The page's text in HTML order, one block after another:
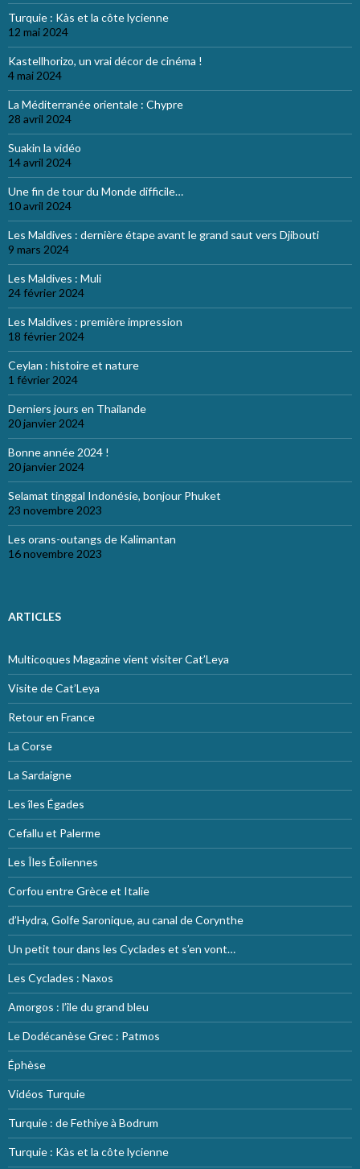
Turquie : Kàs et la côte lycienne
12 mai 2024
Kastellhorizo, un vrai décor de cinéma !
4 mai 2024
La Méditerranée orientale : Chypre
28 avril 2024
Suakin la vidéo
14 avril 2024
Une fin de tour du Monde difficile…
10 avril 2024
Les Maldives : dernière étape avant le grand saut vers Djibouti
9 mars 2024
Les Maldives : Muli
24 février 2024
Les Maldives : première impression
18 février 2024
Ceylan : histoire et nature
1 février 2024
Derniers jours en Thailande
20 janvier 2024
Bonne année 2024 !
20 janvier 2024
Selamat tinggal Indonésie, bonjour Phuket
23 novembre 2023
Les orans-outangs de Kalimantan
16 novembre 2023
ARTICLES
Multicoques Magazine vient visiter Cat’Leya
Visite de Cat’Leya
Retour en France
La Corse
La Sardaigne
Les îles Égades
Cefallu et Palerme
Les Îles Éoliennes
Corfou entre Grèce et Italie
d’Hydra, Golfe Saronique, au canal de Corynthe
Un petit tour dans les Cyclades et s’en vont…
Les Cyclades : Naxos
Amorgos : l’île du grand bleu
Le Dodécanèse Grec : Patmos
Éphèse
Vidéos Turquie
Turquie : de Fethiye à Bodrum
Turquie : Kàs et la côte lycienne